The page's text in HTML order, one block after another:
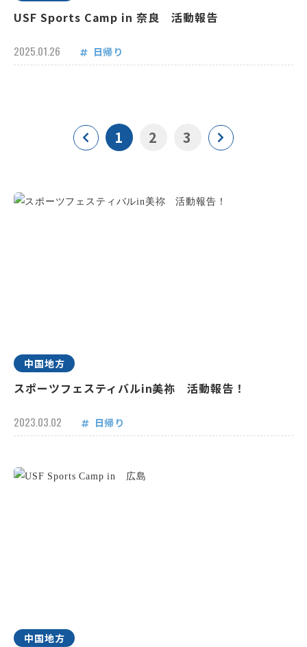
USF Sports Camp in 奈良 活動報告
2025.01.26 日帰り
1 2 3
中国地方
スポーツフェスティバルin美祢 活動報告！
2023.03.02 日帰り
中国地方